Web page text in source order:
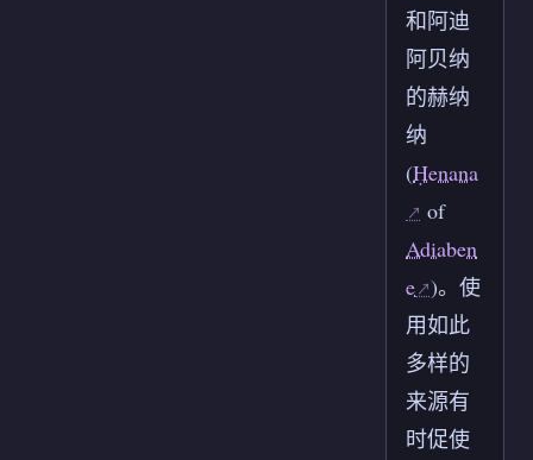
和阿迪
阿贝纳
的赫纳
纳
(Ḥenana
of
Adiaben
e )。使
用如此
多样的
来源有
时促使